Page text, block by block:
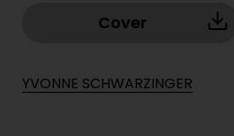
Cover
YVONNE SCHWARZINGER